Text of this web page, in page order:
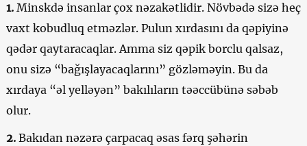
1.Minskdə insanlar çox nəzakətlidir. Növbədə sizə heç
vaxt kobudluq etməzlər. Pulun xırdasını da qəpiyinə
qədər qaytaracaqlar. Amma siz qəpik borclu qalsaz,
onu sizə “bağışlayacaqlarını” gözləməyin. Bu da
xırdaya “əl yelləyən” bakılıların təəccübünə səbəb
olur.
2.Bakıdan nəzərə çarpacaq əsas fərq şəhərin